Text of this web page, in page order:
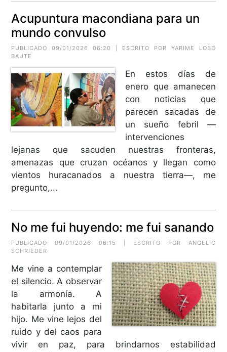
Acupuntura macondiana para un
mundo convulso
PUBLICADO 09/01/2026 06:20 | ESCRITO POR YARIME LOBO
BAUTE
En estos días de
enero que amanecen
con noticias que
parecen sacadas de
un sueño febril —
intervenciones
lejanas que sacuden nuestras fronteras,
amenazas que cruzan océanos y llegan como
vientos huracanados a nuestra tierra—, me
pregunto,...
No me fui huyendo: me fui sanando
PUBLICADO 09/01/2026 06:15 | ESCRITO POR
ANGELIC
SCHRIEDER
Me vine a contemplar
el silencio. A observar
la armonía. A
habitarla junto a mi
hijo. Me vine lejos del
ruido y del caos para
vivir en paz, para brindarnos estabilidad